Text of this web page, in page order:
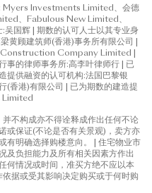
Myers Investments Limited、会德
、Fabulous New Limited、
国辉 | 期数的认可人士以其专业身
黄顾建筑师(香港)事务所有限公司 |
Company Limited |
事的律师事务所:高李叶律师行 | 已
提供融资的认可机构:法国巴黎银
(香港)有限公司 | 已为期数的建造提
Limited
不构成亦不得诠释成作出任何不论
或保证(不论是否有关景观)，卖方亦
有明确选择购楼意向。 | 住宅物业市
及负担能力及所有相关因素方作出
何情况或时间，准买方绝不应以本
据或受其影响决定购买或于何时购